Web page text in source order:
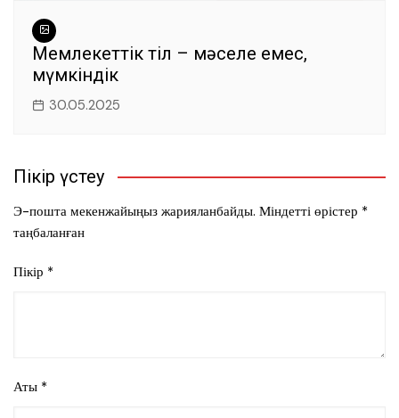
Мемлекеттік тіл – мәселе емес,
мүмкіндік
30.05.2025
Пікір үстеу
Э-пошта мекенжайыңыз жарияланбайды. Міндетті өрістер *
таңбаланған
Пікір *
Аты *